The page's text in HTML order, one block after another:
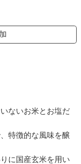
ないお米とお塩だ
特徴的な風味を醸
に国産玄米を用い